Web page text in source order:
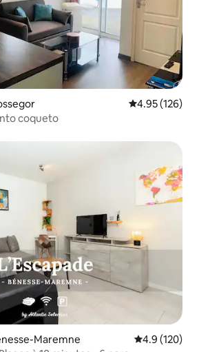
Calificación
4.95 (126)
coqueto
Maremne Calificación
4.9 (120)